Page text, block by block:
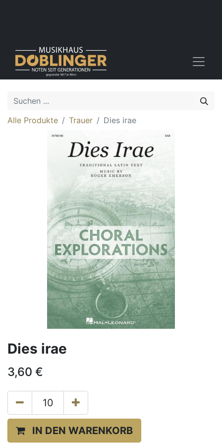
Alle Produkte Trauer Dies irae
Dies irae
3,60 €
IN DEN WARENKORB